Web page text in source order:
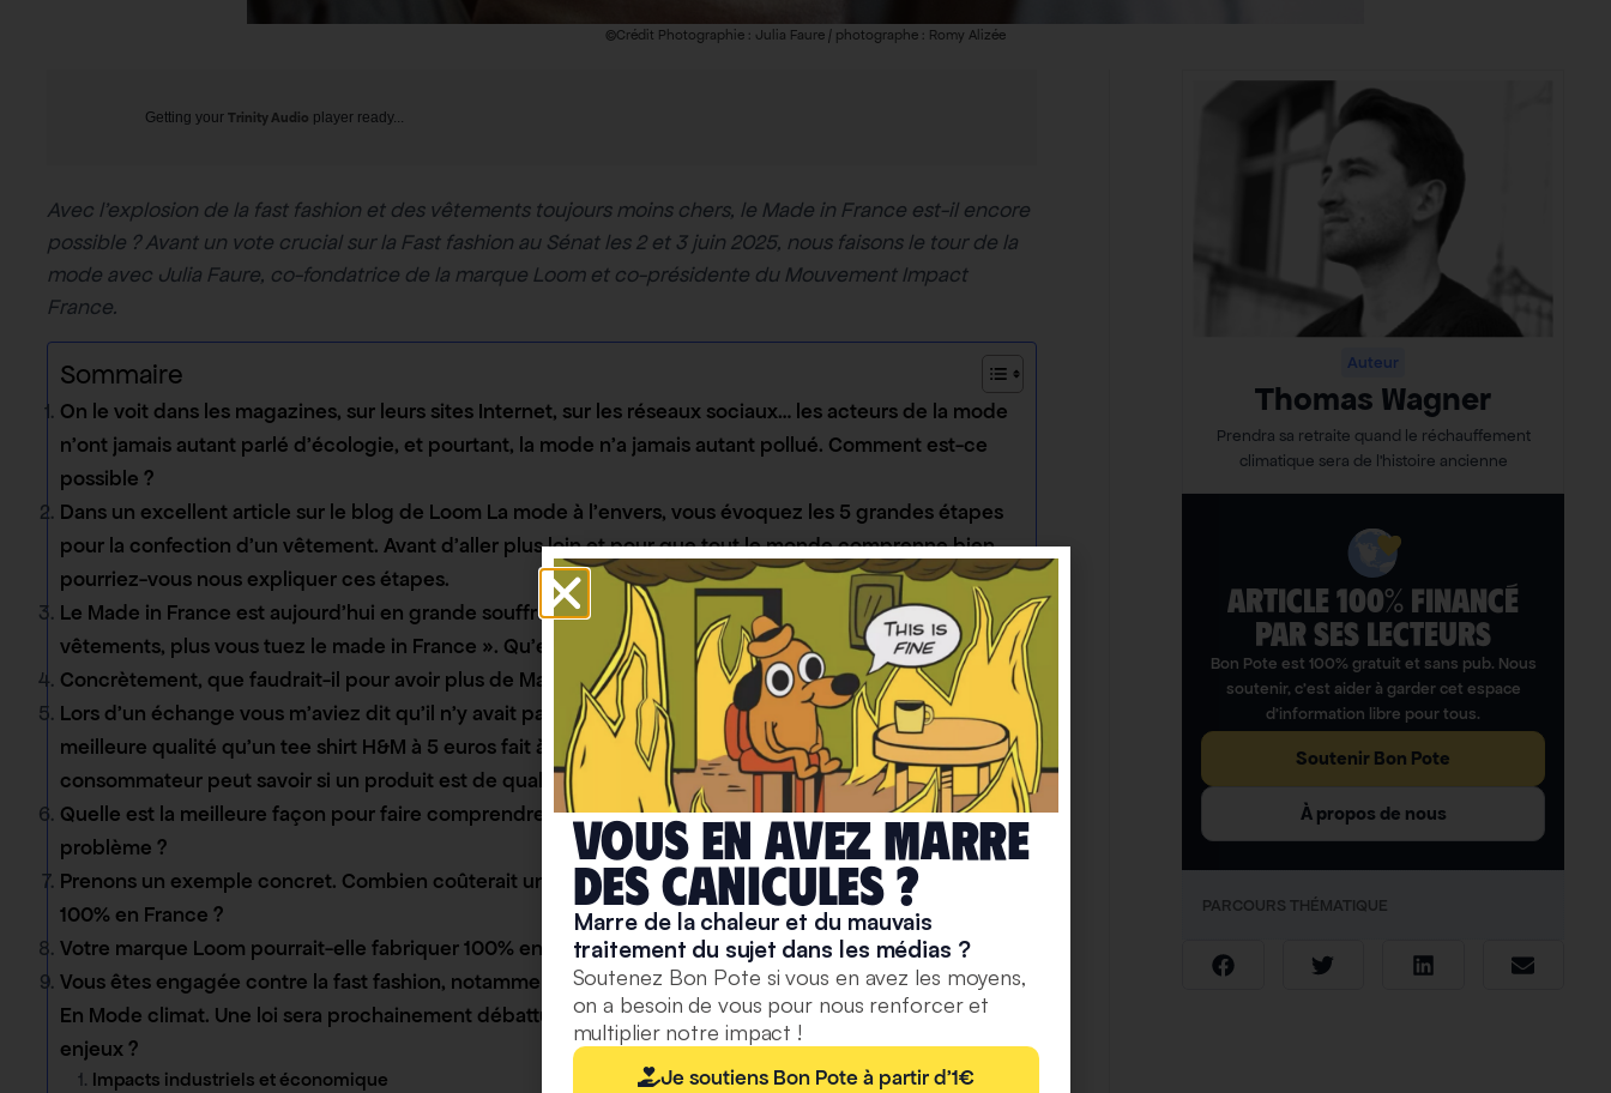
©Crédit Photographie : Julia Faure / photographe : Romy Alizée
Getting your Trinity Audio player ready...
Avec l’explosion de la fast fashion et des vêtements toujours moins chers, le Made in France est-il encore
possible ? Avant un vote crucial sur la Fast fashion au Sénat les 2 et 3 juin 2025, nous faisons le tour de la
mode avec Julia Faure, co-fondatrice de la marque Loom et co-présidente du Mouvement Impact
France.
Sommaire
On le voit dans les magazines, sur leurs sites Internet, sur les réseaux sociaux… les acteurs de la mode
n’ont jamais autant parlé d’écologie, et pourtant, la mode n’a jamais autant pollué. Comment est-ce
possible ?
Dans un excellent article sur le blog de Loom La mode à l’envers, vous évoquez les 5 grandes étapes
pour la confection d’un vêtement. Avant d’aller plus loin et pour que tout le monde comprenne bien,
pourriez-vous nous expliquer ces étapes.
Le Made in France est aujourd’hui en grande souffrance. Vous avez déclaré « plus vous achetez de
vêtements, plus vous tuez le made in France ». Qu’est ce que cela signifie exactement ?
Concrètement, que faudrait-il pour avoir plus de Made in France ?
Lors d’un échange vous m’aviez dit qu’il n’y avait pas de raison qu’un tee shirt Made in France soit de
meilleure qualité qu’un tee shirt H&M à 5 euros fait à l’autre bout du monde… Comment le
consommateur peut savoir si un produit est de qualité ?
Quelle est la meilleure façon pour faire comprendre en quelques mots qu’un tee-shirt à 5€, c’est un
problème ?
Prenons un exemple concret. Combien coûterait un tee shirt blanc basique de qualité s’il était fait
100% en France ?
Votre marque Loom pourrait-elle fabriquer 100% en France ? Que faudrait-il de plus ou de moins ?
Vous êtes engagée contre la fast fashion, notamment depuis 2019 avec une proposition de loi avec
En Mode climat. Une loi sera prochainement débattue au Sénat les 2 et 3 juin 2025. Quels sont les
enjeux ?
Impacts industriels et économique
Auteur
Thomas Wagner
Prendra sa retraite quand le réchauffement
climatique sera de l’histoire ancienne
ARTICLE 100% FINANCÉ
PAR SES LECTEURS​
Bon Pote est 100% gratuit et sans pub. Nous
soutenir, c’est aider à garder cet espace
d’information libre pour tous.
Soutenir Bon Pote
À propos de nous
PARCOURS THÉMATIQUE
Vous en avez marre
deS caniculeS ?
Marre de la chaleur et du mauvais
traitement du sujet dans les médias ?
Soutenez Bon Pote si vous en avez les moyens,
on a besoin de vous pour nous renforcer et
multiplier notre impact !
Je soutiens Bon Pote à partir d'1€